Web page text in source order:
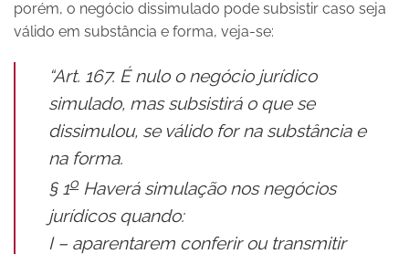
porém, o negócio dissimulado pode subsistir caso seja
válido em substância e forma, veja-se:
“Art. 167. É nulo o negócio jurídico
simulado, mas subsistirá o que se
dissimulou, se válido for na substância e
na forma.
§ 1o Haverá simulação nos negócios
jurídicos quando:
I – aparentarem conferir ou transmitir